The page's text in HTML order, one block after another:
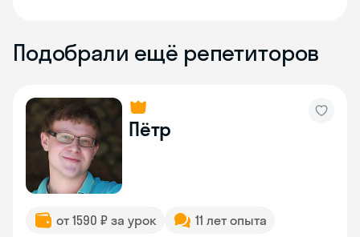
Подобрали ещё репетиторов
Пётр
от 1590 ₽ за урок 11 лет опыта